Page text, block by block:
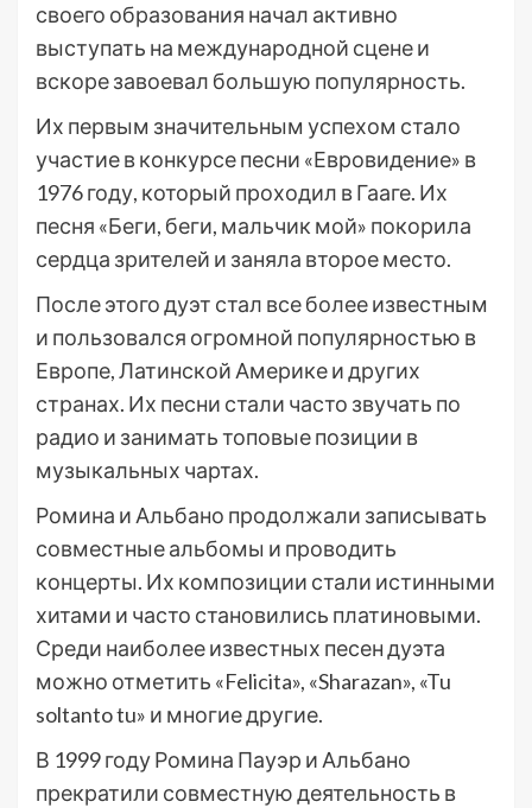
своего образования начал активно
выступать на международной сцене и
вскоре завоевал большую популярность.
Их первым значительным успехом стало
участие в конкурсе песни «Евровидение» в
1976 году, который проходил в Гааге. Их
песня «Беги, беги, мальчик мой» покорила
сердца зрителей и заняла второе место.
После этого дуэт стал все более известным
и пользовался огромной популярностью в
Европе, Латинской Америке и других
странах. Их песни стали часто звучать по
радио и занимать топовые позиции в
музыкальных чартах.
Ромина и Альбано продолжали записывать
совместные альбомы и проводить
концерты. Их композиции стали истинными
хитами и часто становились платиновыми.
Среди наиболее известных песен дуэта
можно отметить «Felicita», «Sharazan», «Tu
soltanto tu» и многие другие.
В 1999 году Ромина Пауэр и Альбано
прекратили совместную деятельность в